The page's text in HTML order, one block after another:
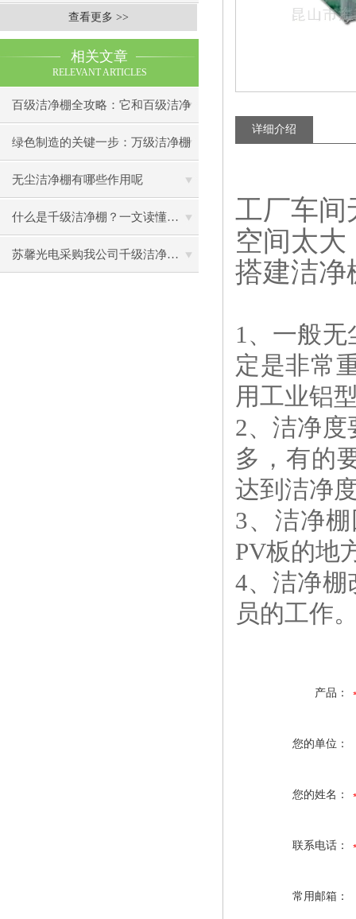
查看更多 >>
相关文章
RELEVANT ARTICLES
百级洁净棚全攻略：它和百级洁净
室到底有什么区别？
绿色制造的关键一步：万级洁净棚
助力环保型半导体产业发展
无尘洁净棚有哪些作用呢
什么是千级洁净棚？一文读懂其结构特点与局部净化优势
苏馨光电采购我公司千级洁净棚普通工作台一批（7月07日）已顺利交货
详细介绍
工厂车间
空间太
搭建洁净
1、一般
定是非常
用工业铝
2、洁净
多，有的
达到洁净
3、洁净
PV板的地
4、洁净棚
员的工作
产品：
您的单位：
您的姓名：
联系电话：
常用邮箱：